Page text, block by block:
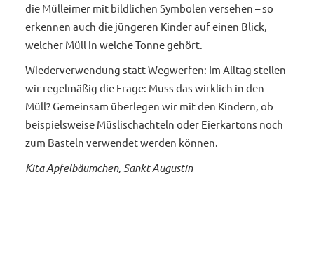
die Mülleimer mit bildlichen Symbolen versehen – so
erkennen auch die jüngeren Kinder auf einen Blick,
welcher Müll in welche Tonne gehört.
Wiederverwendung statt Wegwerfen: Im Alltag stellen
wir regelmäßig die Frage: Muss das wirklich in den
Müll? Gemeinsam überlegen wir mit den Kindern, ob
beispielsweise Müslischachteln oder Eierkartons noch
zum Basteln verwendet werden können.
Kita Apfelbäumchen, Sankt Augustin